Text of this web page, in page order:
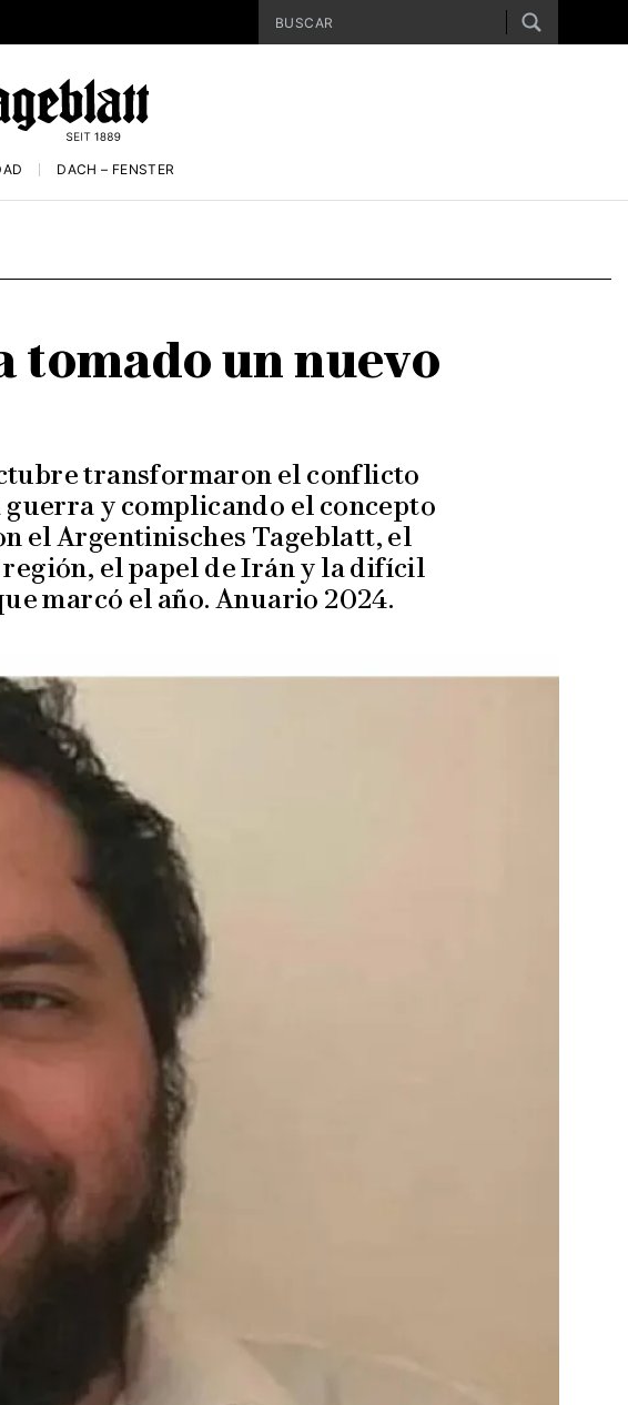
DACH – FENSTER
tomado un nuevo
transformaron el conflicto
y complicando el concepto
el Argentinisches Tageblatt, el
el papel de Irán y la difícil
marcó el año. Anuario 2024.